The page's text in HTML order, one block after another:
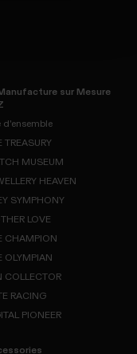
sur Mesure
d'ensemble
Vue
TREASURY
THE
MUSEUM
WATCH
HEAVEN
JEWELLERY
SYMPHONY
GREY
LOVE
MOTHER
CHAMPION
THE
OLYMPIAN
THE
COLLECTOR
PEN
RACING
RACING
PIONEER